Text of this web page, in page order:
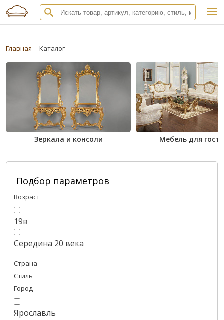
Главная Каталог
Зеркала и консоли Мебель для
Подбор параметров
Возраст
19в
Середина 20 века
Страна
Стиль
Город
Ярославль